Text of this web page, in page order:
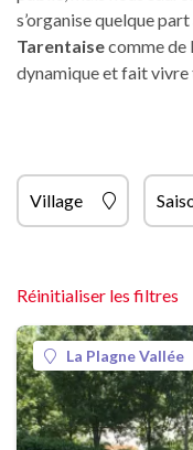
s’organise quelque part
Tarentaisecomme de
dynamique et fait
Village
Réinitialiser les filtres
La Plagne Vallée